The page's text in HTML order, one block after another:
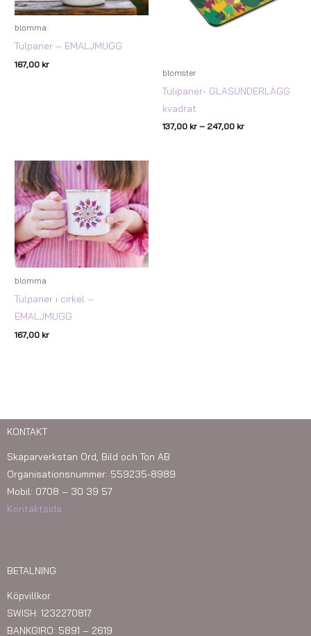
blomma
Tulpaner – EMALJMUGG
167,00 kr
blomster
Tulipaner- GLASUNDERLÄGG
kvadrat
137,00 kr – 247,00 kr
blomma
Tulpaner i cirkel –
EMALJMUGG
167,00 kr
KONTAKT
Skaparverkstan Ord, Bild och Ton AB
Organisationsnummer: 559235-8989
Mobil: 0708 – 30 39 57
Kontaktsida
BETALNING
Köpvillkor
SWISH: 1232270817
BANKGIRO: 5891 – 2619